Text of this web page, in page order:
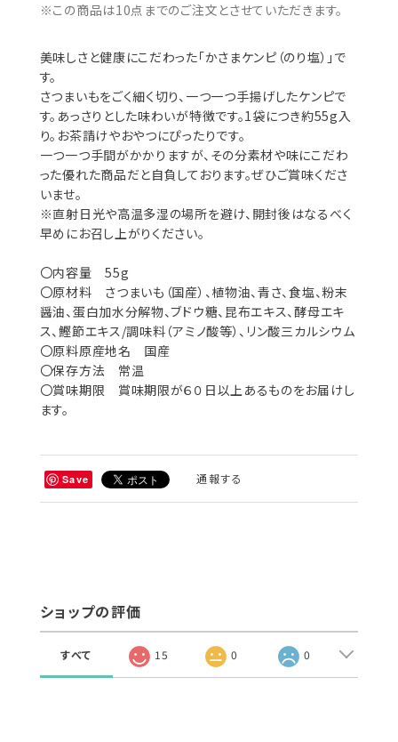
※この商品は10点までのご注文とさせていただきます。
美味しさと健康にこだわった「かさまケンピ（のり塩）」で
す。
さつまいもをごく細く切り、一つ一つ手揚げしたケンピで
す。あっさりとした味わいが特徴です。1袋につき約55g入
り。お茶請けやおやつにぴったりです。
一つ一つ手間がかかりますが、その分素材や味にこだわ
った優れた商品だと自負しております。ぜひご賞味くださ
いませ。
※直射日光や高温多湿の場所を避け、開封後はなるべく
早めにお召し上がりください。
〇内容量 55g
〇原材料 さつまいも（国産）、植物油、青さ、食塩、粉末
醤油、蛋白加水分解物、ブドウ糖、昆布エキス、酵母エキ
ス、鰹節エキス/調味料（アミノ酸等）、リン酸三カルシウム
〇原料原産地名 国産
〇保存方法 常温
〇賞味期限 賞味期限が６０日以上あるものをお届けし
ます。
Save 通報する
ショップの評価
すべて 15 0 0